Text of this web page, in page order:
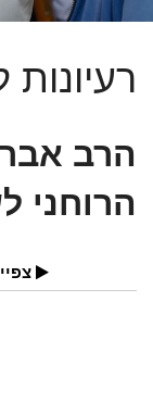
הרב
הרוחני